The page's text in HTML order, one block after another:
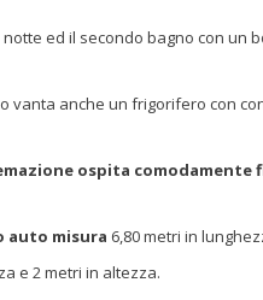
notte ed il secondo bagno con un
vanta anche un frigorifero con
ospita comodamente
auto misura 6,80 metri in
e 2 metri in altezza.